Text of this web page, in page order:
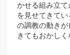
かせる組み立
を見せてきて
の調教の動き
きてもおかしく